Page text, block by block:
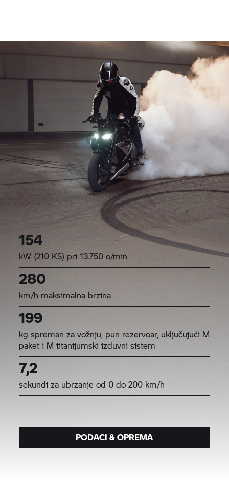
154
kW (210 KS) pri 13.750 o/min
280
km/h maksimalna brzina
199
kg spreman za vožnju, pun rezervoar, uključujući M
paket i M titanijumski izduvni sistem
7,2
sekundi za ubrzanje od 0 do 200 km/h
PODACI & OPREMA